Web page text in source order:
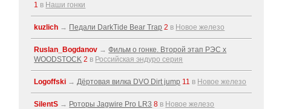
1 в Наши гонки
kuzlich → Педали DarkTide Bear Trap 2 в Новое железо
Ruslan_Bogdanov →Фильм о гонке. Второй этап РЭС x
WOODSTOCK 2 в Российская эндуро серия
Logoffski →Дёртовая вилка DVO Dirt jump 11 в Новое железо
SilentS → Роторы Jagwire Pro LR3 8 в Новое железо